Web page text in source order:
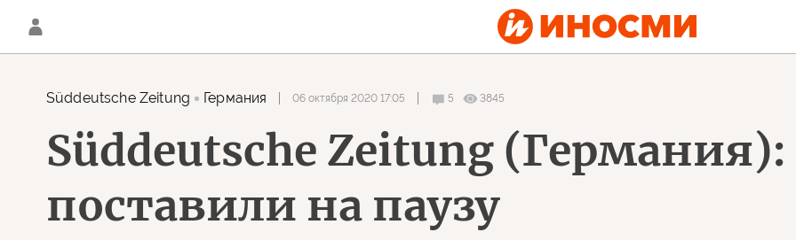
Süddeutsche Zeitung Германия 06 октября 2020 17:05 5 3845
Süddeutsche Zeitung
поставили на паузу